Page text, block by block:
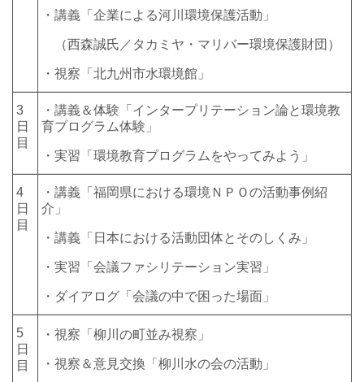
・講義「企業による河川環境保護活動」
（西森誠氏／タカミヤ・マリバー環境保護財団）
・視察「北九州市水環境館」
3
日
目
・講義＆体験「インタープリテーション論と環境教
育プログラム体験」
・実習「環境教育プログラムをやってみよう」
4
日
目
・講義「福岡県における環境ＮＰＯの活動事例紹
介」
・講義「日本における活動団体とそのしくみ」
・実習「会議ファシリテーション実習」
・ダイアログ「会議の中で困った場面」
5
日
目
・視察「柳川の町並み視察」
・視察＆意見交換「柳川水の会の活動」